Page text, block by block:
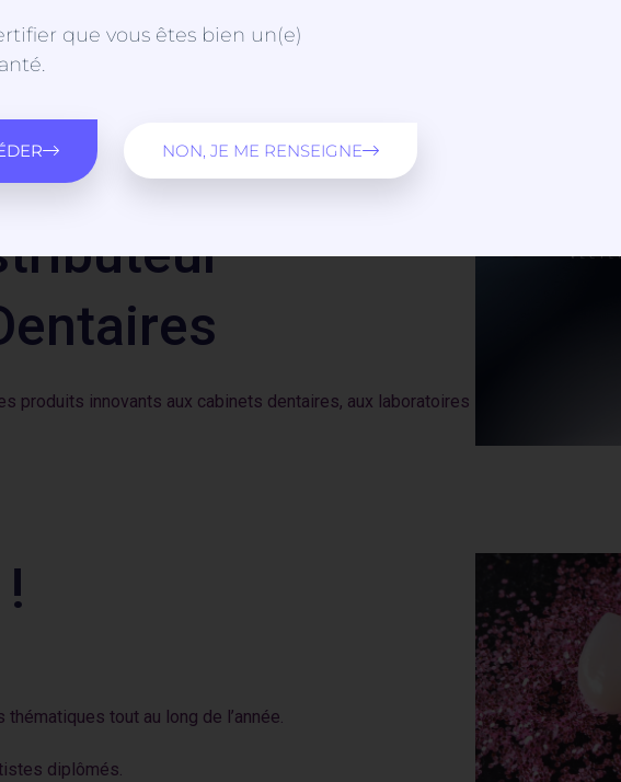
».
produits innovants aux cabinets dentaires, aux laboratoires
tout au long de l’année.
diplômés.
que vous êtes bien un(e)
NON, JE ME RENSEIGNE